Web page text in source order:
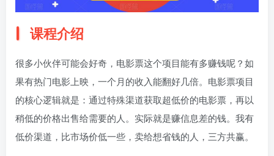
课程介绍
很多小伙伴可能会好奇，电影票这个项目能有多赚钱呢？如
果有热门电影上映，一个月的收入能翻好几倍。电影票项目
的核心逻辑就是：通过特殊渠道获取超低价的电影票，再以
稍低的价格出售给需要的人。实际就是赚信息差的钱。我有
低价渠道，比市场价低一些，卖给想省钱的人，三方共赢。